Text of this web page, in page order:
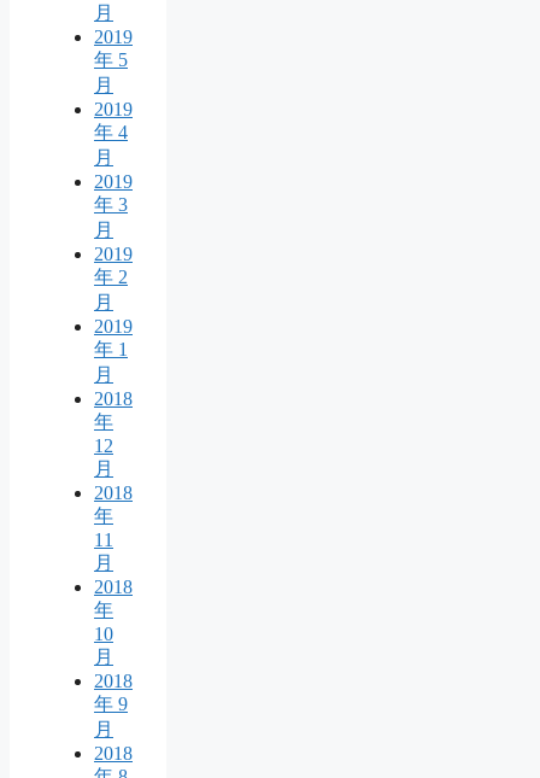
月
2019
年 5
月
2019
年 4
月
2019
年 3
月
2019
年 2
月
2019
年 1
月
2018
年
12
月
2018
年
11
月
2018
年
10
月
2018
年 9
月
2018